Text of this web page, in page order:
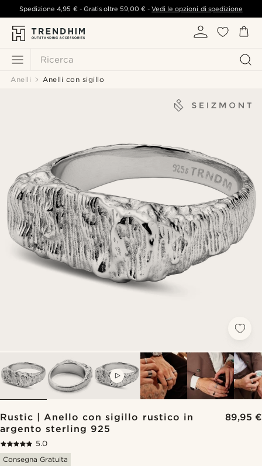
Ricerca
Spedizione4,95 €- Gratis oltre 59,00 € -Vedi le opzioni di spedizione
Anelli Anelli con sigillo
Rustic | Anello con sigillo rustico in
argento sterling 925
89,95 €
5.0
Consegna Gratuita